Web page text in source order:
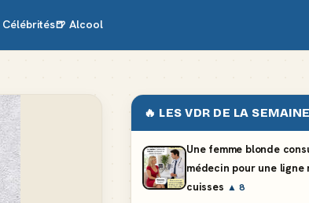
Célébrités🍺 Alcool
🔥 LES VDR DE LA SEMAINE
Une femme blonde
médecin pour une ligne
cuisses ▲ 8